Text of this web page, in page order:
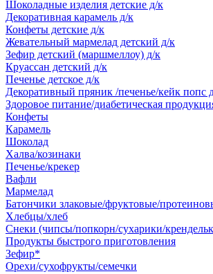
Шоколадные изделия детские д/к
Декоративная карамель д/к
Конфеты детские д/к
Жевательный мармелад детский д/к
Зефир детский (маршмеллоу) д/к
Круассан детский д/к
Печенье детское д/к
Декоративный пряник /печенье/кейк попс
Здоровое питание/диабетическая
Конфеты
Карамель
Шоколад
Халва/козинаки
Печенье/крекер
Вафли
Мармелад
Батончики злаковые/фруктовые/
Хлебцы/хлеб
Снеки (чипсы/попкорн/сухарики/
Продукты быстрого приготовления
Зефир*
Орехи/сухофрукты/семечки